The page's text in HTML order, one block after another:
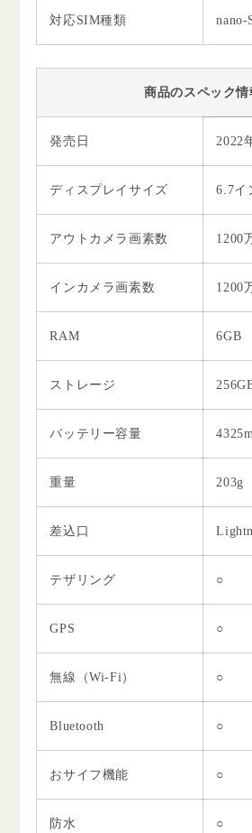
対応SIM種類 nano-
商品のスペック情
発売日 2022
ディスプレイサイズ 6.7イ
アウトカメラ画素数 1200
インカメラ画素数 1200
RAM 6GB
ストレージ
バッテリー容量
重量 203g
差込口
テザリング ○
GPS ○
無線（Wi-Fi） ○
Bluetooth ○
おサイフ機能 ○
防水 ○